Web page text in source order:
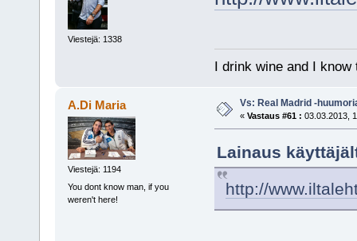
Viestejä: 1338
I drink wine and I know
A.Di Maria
Viestejä: 1194
You dont know man, if you
weren't here!
Vs: Real Madrid -
« Vastaus #61 : 03.03.2013,
Lainaus
http://